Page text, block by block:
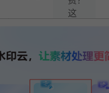
这
工